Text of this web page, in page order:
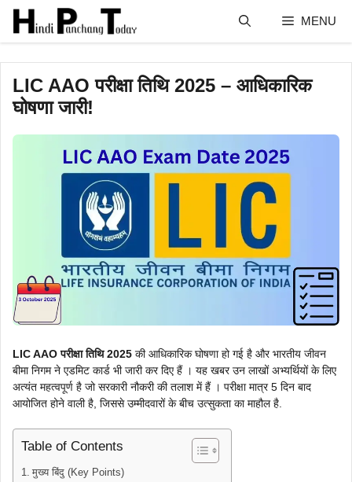
Skip
content
MENU
LIC AAO परीक्षा तिथि 2025 – आधिकारिक
घोषणा जारी!
LIC AAO परीक्षा तिथि 2025 की आधिकारिक घोषणा हो गई है और भारतीय जीवन
बीमा निगम ने एडमिट कार्ड भी जारी कर दिए हैं । यह खबर उन लाखों अभ्यर्थियों के लिए
अत्यंत महत्वपूर्ण है जो सरकारी नौकरी की तलाश में हैं । परीक्षा मात्र 5 दिन बाद
आयोजित होने वाली है, जिससे उम्मीदवारों के बीच उत्सुकता का माहौल है.
Table of Contents
मुख्य बिंदु (Key Points)